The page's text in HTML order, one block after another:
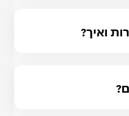
ואיך?